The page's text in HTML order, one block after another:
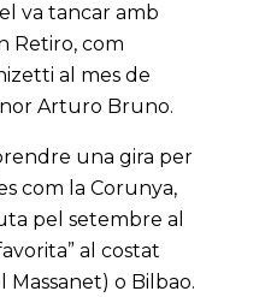
va tancar amb
Retiro, com
al mes de
Arturo Bruno.
una gira per
com la Corunya,
pel setembre al
al costat
o Bilbao.